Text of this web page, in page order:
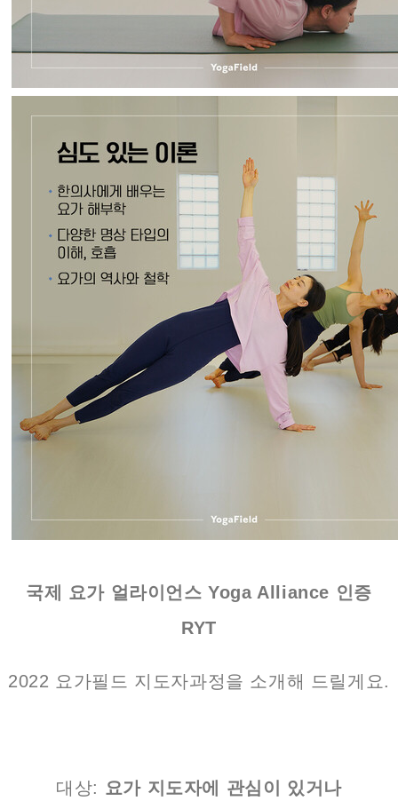
국제 요가 얼라이언스 Yoga Alliance 인증
RYT
2022 요가필드 지도자과정을 소개해 드릴게요.
대상: 요가 지도자에 관심이 있거나